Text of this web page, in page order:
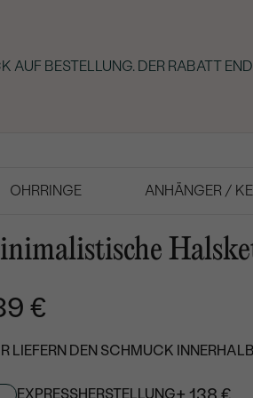
AUF BESTELLUNG. DER RABATT
OHRRINGE ANHÄNGER /
€
LIEFERN DEN SCHMUCK
EXPRESSHERSTELLUNG